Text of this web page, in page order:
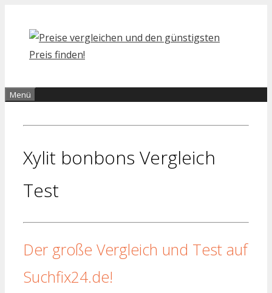
Inhalt
springen
Menü
Xylit bonbons Vergleich
Test
Der große Vergleich und Test auf
Suchfix24.de!